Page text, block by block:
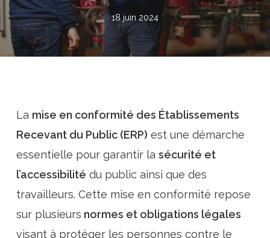
18 juin 2024
La mise en conformité des Établissements
Recevant du Public (ERP) est une démarche
essentielle pour garantir la sécurité et
l’accessibilité du public ainsi que des
travailleurs. Cette mise en conformité repose
sur plusieurs normes et obligations légales
visant à protéger les personnes contre le